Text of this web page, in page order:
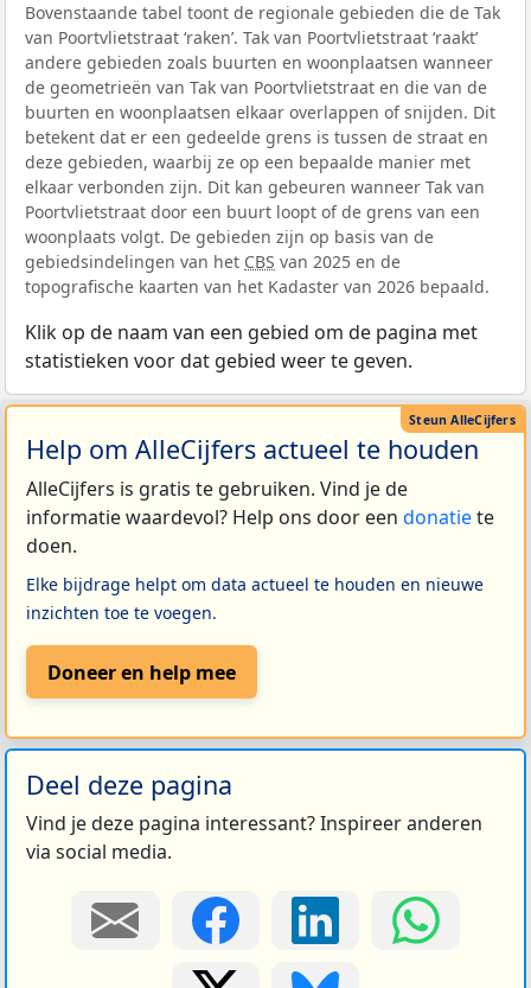
Bovenstaande tabel toont de regionale gebieden die de Tak
van Poortvlietstraat ‘raken’. Tak van Poortvlietstraat ‘raakt’
andere gebieden zoals buurten en woonplaatsen wanneer
de geometrieën van Tak van Poortvlietstraat en die van de
buurten en woonplaatsen elkaar overlappen of snijden. Dit
betekent dat er een gedeelde grens is tussen de straat en
deze gebieden, waarbij ze op een bepaalde manier met
elkaar verbonden zijn. Dit kan gebeuren wanneer Tak van
Poortvlietstraat door een buurt loopt of de grens van een
woonplaats volgt. De gebieden zijn op basis van de
gebiedsindelingen van het CBS van 2025 en de
topografische kaarten van het Kadaster van 2026 bepaald.
Klik op de naam van een gebied om de pagina met
statistieken voor dat gebied weer te geven.
Help om AlleCijfers actueel te houden
AlleCijfers is gratis te gebruiken. Vind je de
informatie waardevol? Help ons door een donatiete
doen.
Elke bijdrage helpt om data actueel te houden en nieuwe
inzichten toe te voegen.
Doneer en help mee
Deel deze pagina
Vind je deze pagina interessant? Inspireer anderen
via social media.